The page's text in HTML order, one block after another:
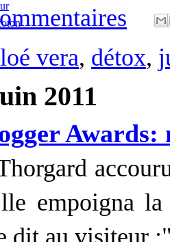
vera, détox,
2011
Awards:
empoigna
dit au visiteur